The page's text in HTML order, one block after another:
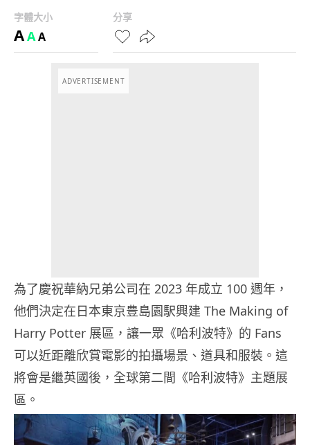
字體大小
AAA
分享
ADVERTISEMENT
為了慶祝華納兄弟公司在 2023 年成立 100 週年，
他們決定在日本東京豊島園駅興建 The Making of
Harry Potter 展區，讓一眾《哈利波特》的 Fans
可以近距離欣賞電影的拍攝場景、道具和服裝。這
將會是繼英國後，全球第二間《哈利波特》主題展
區。